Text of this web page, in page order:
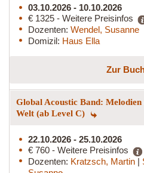
03.10.2026 - 10.10.2026
€ 1325 - Weitere Preisinfos
Dozenten: Wendel, Susanne
Domizil: Haus Ella
Zur
Global Acoustic Band:
Welt (ab Level C)
22.10.2026 - 25.10.2026
€ 760 - Weitere Preisinfos
Dozenten: Kratzsch, Martin |